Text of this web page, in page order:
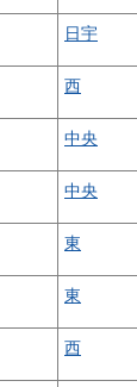
日宇
西
中央
中央
東
東
西